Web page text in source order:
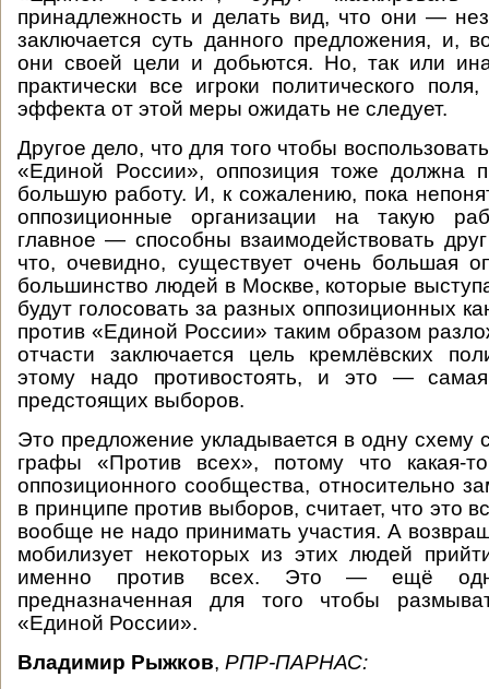
принадлежность и делать вид, что они —
заключается суть данного предложения, и,
они своей цели и добьются. Но, так или
практически все игроки политического
эффекта от этой меры ожидать не следует.
Другое дело, что для того чтобы
«Единой России», оппозиция тоже должна
большую работу. И, к сожалению, пока
оппозиционные организации на такую
главное — способны взаимодействовать
что, очевидно, существует очень большая
большинство людей в Москве, которые
будут голосовать за разных оппозиционных
против «Единой России» таким образом
отчасти заключается цель кремлёвских
этому надо противостоять, и это — самая
предстоящих выборов.
Это предложение укладывается в одну схему
графы «Против всех», потому что какая-
оппозиционного сообщества, относительно
в принципе против выборов, считает, что это
вообще не надо принимать участия. А
мобилизует некоторых из этих людей
именно против всех. Это — ещё одна
предназначенная для того чтобы
«Единой России».
Владимир Рыжков, РПР-ПАРНАС: